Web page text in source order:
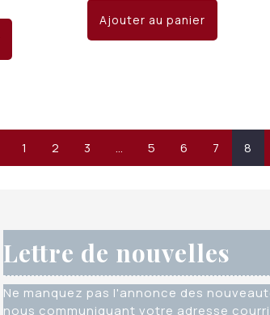
Ajouter au panier
1 2 3 … 5 6 7 8
Lettre de nouvelles
Ne manquez pas l'annonce des
nous communiquant votre adresse